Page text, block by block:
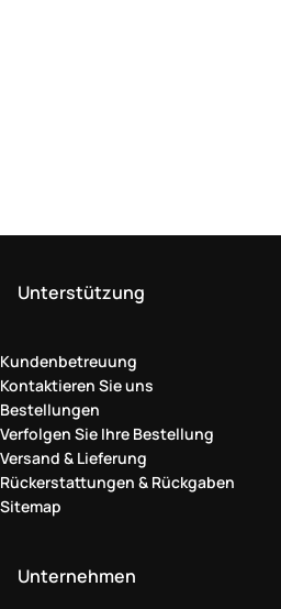
Unterstützung
Kundenbetreuung
Kontaktieren Sie uns
Bestellungen
Verfolgen Sie Ihre Bestellung
Versand & Lieferung
Rückerstattungen & Rückgaben
Sitemap
Unternehmen